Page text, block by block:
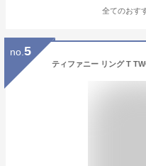
全てのおす
no. 5